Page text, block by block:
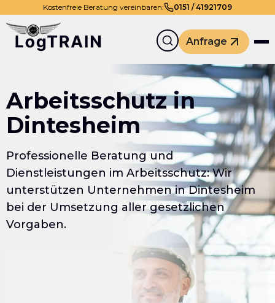
Kostenfreie Beratung vereinbaren: 0151 /41921709
Anfrage
Arbeitsschutz in
Dintesheim
Professionelle Beratung und
Dienstleistungen im Arbeitsschutz: Wir
unterstützen Unternehmen in Dintesheim
bei der Umsetzung aller gesetzlichen
Vorgaben.